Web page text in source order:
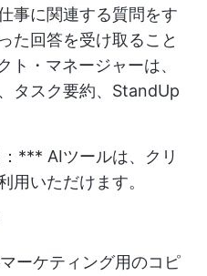
事に関連する質問をす
た回答を受け取ること
ト・マネージャーは、
タスク要約、StandUp
*** AIツールは、クリ
用いただけます。
ーケティング用のコピ